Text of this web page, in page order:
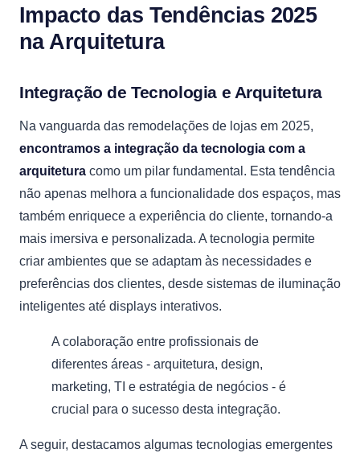
Impacto das Tendências 2025
na Arquitetura
Integração de Tecnologia e Arquitetura
Na vanguarda das remodelações de lojas em 2025,
encontramos a integração da tecnologia com a
arquitetura como um pilar fundamental. Esta tendência
não apenas melhora a funcionalidade dos espaços, mas
também enriquece a experiência do cliente, tornando-a
mais imersiva e personalizada. A tecnologia permite
criar ambientes que se adaptam às necessidades e
preferências dos clientes, desde sistemas de iluminação
inteligentes até displays interativos.
A colaboração entre profissionais de
diferentes áreas - arquitetura, design,
marketing, TI e estratégia de negócios - é
crucial para o sucesso desta integração.
A seguir, destacamos algumas tecnologias emergentes